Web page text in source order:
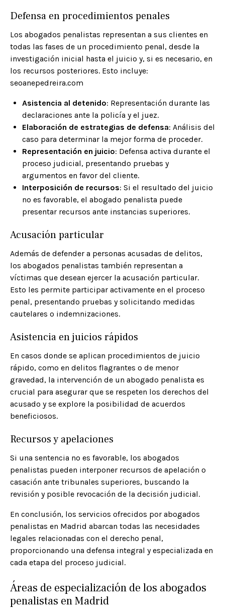
Defensa en procedimientos penales
Los abogados penalistas representan a sus clientes en
todas las fases de un procedimiento penal, desde la
investigación inicial hasta el juicio y, si es necesario, en
los recursos posteriores. Esto incluye:​
seoanepedreira.com
Asistencia al detenido: Representación durante las
declaraciones ante la policía y el juez.​
Elaboración de estrategias de defensa: Análisis del
caso para determinar la mejor forma de proceder.​
Representación en juicio: Defensa activa durante el
proceso judicial, presentando pruebas y
argumentos en favor del cliente.​
Interposición de recursos: Si el resultado del juicio
no es favorable, el abogado penalista puede
presentar recursos ante instancias superiores.​
Acusación particular
Además de defender a personas acusadas de delitos,
los abogados penalistas también representan a
víctimas que desean ejercer la acusación particular.
Esto les permite participar activamente en el proceso
penal, presentando pruebas y solicitando medidas
cautelares o indemnizaciones.​
Asistencia en juicios rápidos
En casos donde se aplican procedimientos de juicio
rápido, como en delitos flagrantes o de menor
gravedad, la intervención de un abogado penalista es
crucial para asegurar que se respeten los derechos del
acusado y se explore la posibilidad de acuerdos
beneficiosos.​
Recursos y apelaciones
Si una sentencia no es favorable, los abogados
penalistas pueden interponer recursos de apelación o
casación ante tribunales superiores, buscando la
revisión y posible revocación de la decisión judicial.​
En conclusión, los servicios ofrecidos por abogados
penalistas en Madrid abarcan todas las necesidades
legales relacionadas con el derecho penal,
proporcionando una defensa integral y especializada en
cada etapa del proceso judicial.​
Áreas de especialización de los abogados
penalistas en Madrid